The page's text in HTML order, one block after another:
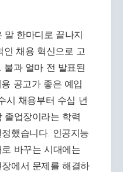
말 한마디로 끝나지
인 채용 혁신으로 고
불과 얼마 전 발표된
공고가 좋은 예입
시 채용부터 수십 년
졸업장이라는 학력
했습니다. 인공지능
바꾸는 시대에는
에서 문제를 해결하